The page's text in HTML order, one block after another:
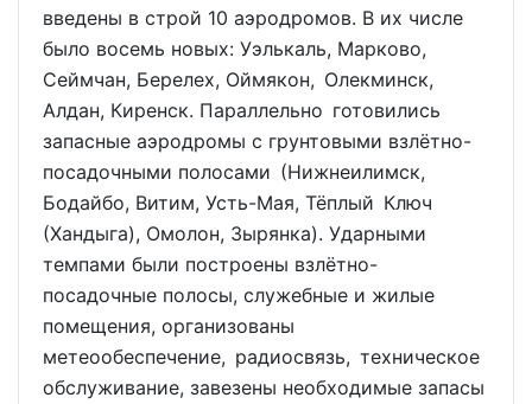
введены в строй 10 аэродромов. В их числе
было восемь новых: Уэлькаль, Марково,
Сеймчан, Берелех, Оймякон, Олекминск,
Алдан, Киренск. Параллельно готовились
запасные аэродромы с грунтовыми взлётно-
посадочными полосами (Нижнеилимск,
Бодайбо, Витим, Усть-Мая, Тёплый Ключ
(Хандыга), Омолон, Зырянка). Ударными
темпами были построены взлётно-
посадочные полосы, служебные и жилые
помещения, организованы
метеообеспечение, радиосвязь, техническое
обслуживание, завезены необходимые запасы